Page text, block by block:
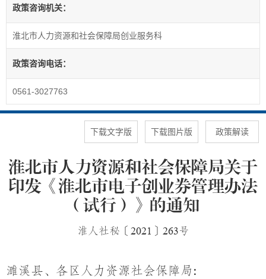
政策咨询机关：
淮北市人力资源和社会保障局创业服务科
政策咨询电话：
0561-3027763
下载文字版 下载图片版 政策解读
淮北市人力资源和社会保障局关于
印发《淮北市电子创业券管理办法
（试行）》的通知
淮人社秘〔 2021 〕 263号
濉溪县、各 区人力资源社会保障局 :